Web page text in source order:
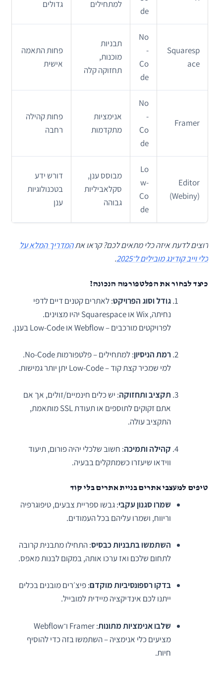
de
למתחילים גדולים
Squaresp
ace
No
-
Co
de
תבניות
מוכנות,
תחזוקה קלה
פחות התאמה
אישית
Framer
No
-
Co
de
אנימציות
מתקדמות
פחות קהילה
רחבה
Editor
(Webiny)
Lo
w-
Co
de
מבוסס ענן,
סקלאביליות
גבוהה
דורש ידע
בטכנולוגיות
ענן
רוצים לדעת איזה כלי מתאים לכם? קראו אתהמדריך המלא על
כלי וייב קודינג מובילים ל־2025
.
כיצד לבחור את הפלטפורמה הנכונה?
גודל וסוג הפרויקט: לאתרים קטנים דיים לדפי
נחיתה, Wix או Squarespace יהיו מצוינים.
לפרויקטים מורכבים – Webflow או Low-Code בענן.
רמת הניסיון
: למתחילים – פלטפורמות No-Code.
למי שמכיר קצת קוד – Low-Code יתן יותר גמישות.
תקציב ותחזוקה: יש כלים חינמיים/זולים, אך אם
אתם זקוקים לתוספים או תעודת SSL מותאמת,
התקציב עולה.
קהילה ותמיכה: חשוב שלכלי יהיה פורום, תיעוד
ווידאו שיעזרו כשמתקלים בבעיה.
טיפים למעצבי אתרים בניית אתרים בלי קוד
שמרו סגנון עקבי: גבשו ספריית צבעים, טיפוגרפיה
וריווח, ושמרו עליהם בכל העמודים.
השתמשו בתבניות כבסיס: התחילו מתבנית קרובה
לתחום שלכם ואז ערכו אותה, במקום לבנות מאפס.
בדקו רספונסיביות מוקדם: פיצ׳רים מובנים בכלים
ייתנו לכם אינדיקציה מיידית למובייל.
שלבו אנימציות מתונות
: Framer ו־Webflow
מציעים כלי אנימציה – השתמשו בזה כדי להוסיף
חיות.